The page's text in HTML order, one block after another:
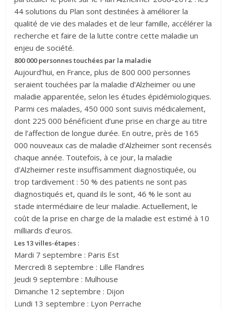
44 solutions du Plan sont destinées à améliorer la
qualité de vie des malades et de leur famille, accélérer la
recherche et faire de la lutte contre cette maladie un
enjeu de société.
800 000 personnes touchées par la maladie
Aujourd’hui, en France, plus de 800 000 personnes
seraient touchées par la maladie d’Alzheimer ou une
maladie apparentée, selon les études épidémiologiques.
Parmi ces malades, 450 000 sont suivis médicalement,
dont 225 000 bénéficient d’une prise en charge au titre
de l’affection de longue durée. En outre, près de 165
000 nouveaux cas de maladie d’Alzheimer sont recensés
chaque année. Toutefois, à ce jour, la maladie
d’Alzheimer reste insuffisamment diagnostiquée, ou
trop tardivement : 50 % des patients ne sont pas
diagnostiqués et, quand ils le sont, 46 % le sont au
stade intermédiaire de leur maladie. Actuellement, le
coût de la prise en charge de la maladie est estimé à 10
milliards d’euros.
Les 13 villes-étapes :
Mardi 7 septembre : Paris Est
Mercredi 8 septembre : Lille Flandres
Jeudi 9 septembre : Mulhouse
Dimanche 12 septembre : Dijon
Lundi 13 septembre : Lyon Perrache